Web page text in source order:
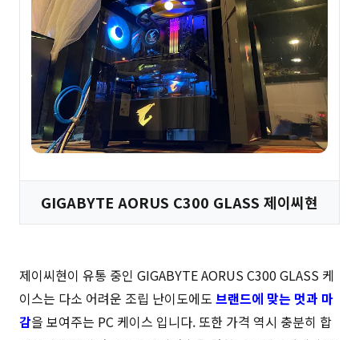
GIGABYTE AORUS C300 GLASS 제이씨현
제이씨현이 유통 중인 GIGABYTE AORUS C300 GLASS 케
이스는 다소 어려운 조립 난이도에도 브랜드에 맞는 멋과 마
감을 보여주는 PC 케이스 입니다. 또한 가격 역시 충분히 합